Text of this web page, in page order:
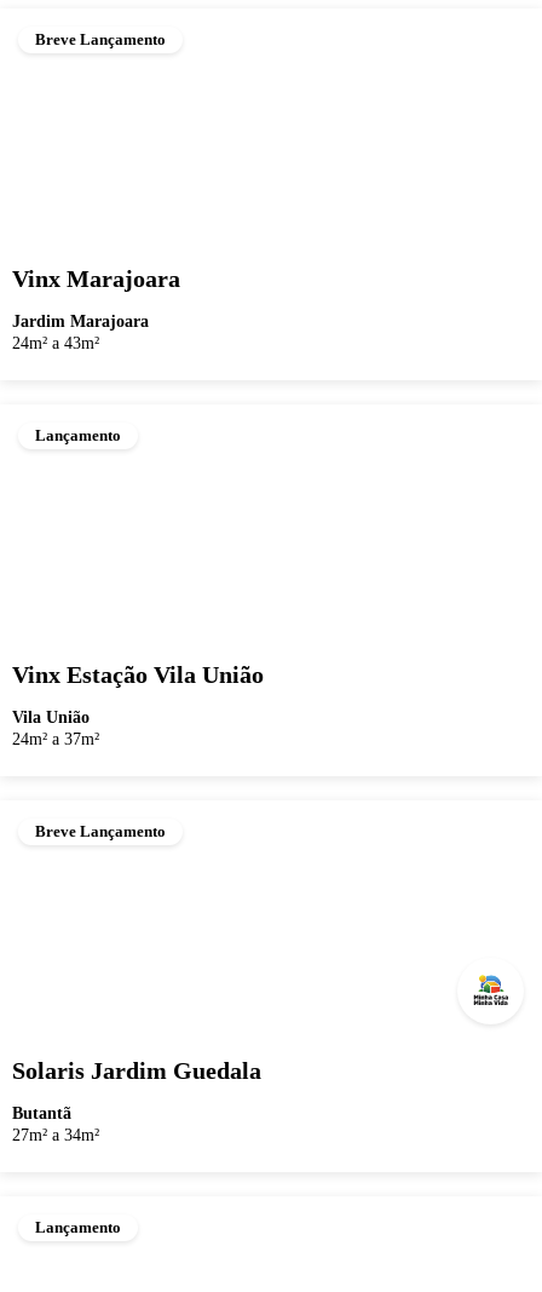
Breve Lançamento
Vinx Marajoara
Jardim Marajoara
24m² a 43m²
Lançamento
Vinx Estação Vila União
Vila União
24m² a 37m²
Breve Lançamento
Solaris Jardim Guedala
Butantã
27m² a 34m²
Lançamento